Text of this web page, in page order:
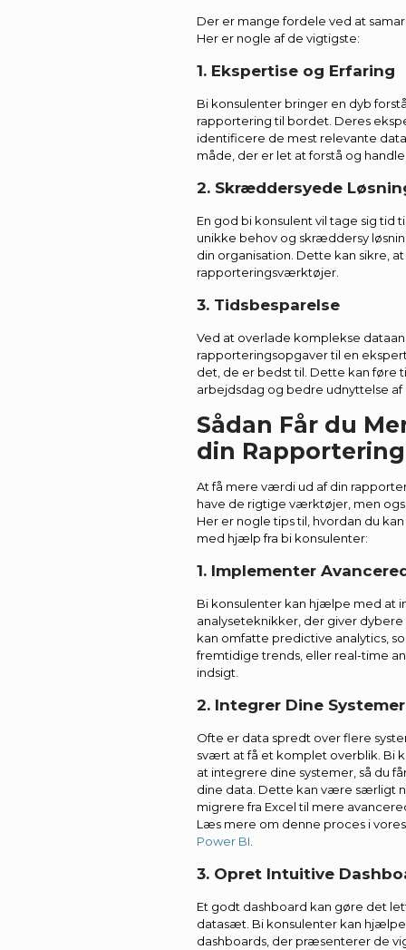
Der er mange fordele ved at
Her er nogle af de vigtigste:
1. Ekspertise og Erfaring
Bi konsulenter bringer en dyb
rapportering til bordet. Deres
identificere de mest relevante
måde, der er let at forstå og
2. Skræddersyede
En god bi konsulent vil tage sig tid
unikke behov og skræddersy
din organisation. Dette kan sikre,
rapporteringsværktøjer.
3. Tidsbesparelse
Ved at overlade komplekse
rapporteringsopgaver til en
det, de er bedst til. Dette kan føre
arbejdsdag og bedre udnyttelse af
Sådan Får du
din Rapportering
At få mere værdi ud af din
have de rigtige værktøjer, men
Her er nogle tips til, hvordan du
med hjælp fra bi konsulenter:
1. Implementer
Bi konsulenter kan hjælpe med at
analyseteknikker, der giver
kan omfatte predictive analytics,
fremtidige trends, eller real-time
indsigt.
2. Integrer Dine Systemer
Ofte er data spredt over flere
svært at få et komplet overblik. Bi
at integrere dine systemer, så du
dine data. Dette kan være særligt
migrere fra Excel til mere
Læs mere om denne proces i
Power BI
3. Opret Intuitive
Et godt dashboard kan gøre det
datasæt. Bi konsulenter kan
dashboards, der præsenterer de